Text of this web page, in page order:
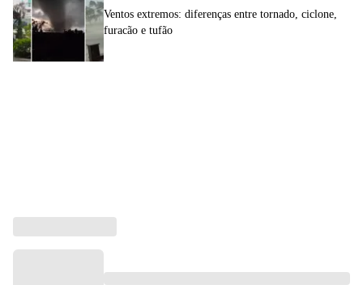
Ventos extremos: diferenças entre tornado, ciclone,
furacão e tufão